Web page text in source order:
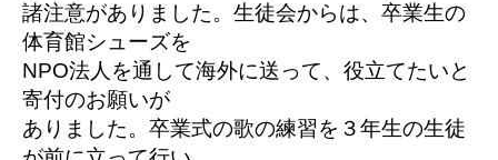
諸注意がありました。生徒会からは、卒業生の
体育館シューズを
NPO法人を通して海外に送って、役立てたいと
寄付のお願いが
ありました。卒業式の歌の練習を３年生の生徒